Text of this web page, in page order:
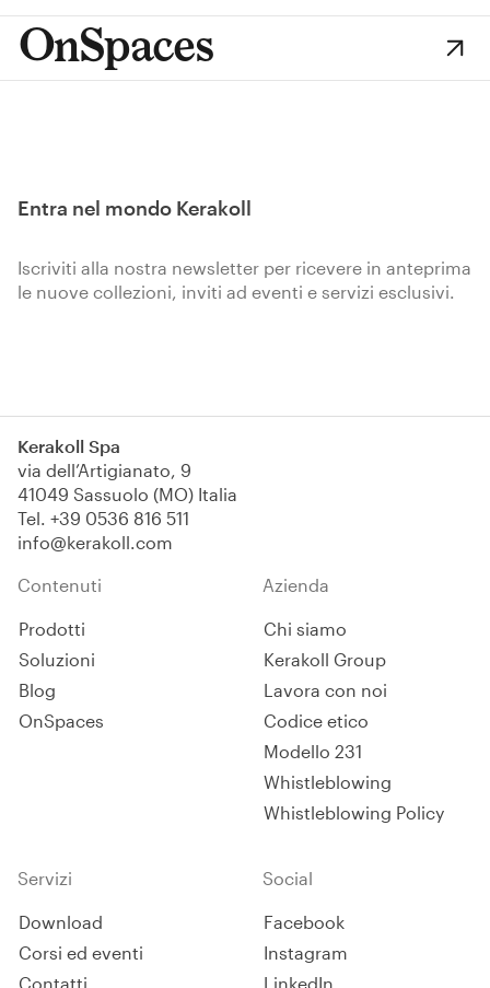
OnSpaces
Entra nel mondo Kerakoll
Iscriviti alla nostra newsletter per ricevere in anteprima
le nuove collezioni, inviti ad eventi e servizi esclusivi.
Kerakoll Spa
via dell’Artigianato, 9
41049 Sassuolo (MO) Italia
Tel. +39 0536 816 511
info@kerakoll.com
Contenuti
Prodotti
Soluzioni
Blog
OnSpaces
Azienda
Chi siamo
Kerakoll Group
Lavora con noi
Codice etico
Modello 231
Whistleblowing
Whistleblowing Policy
Servizi
Download
Corsi ed eventi
Contatti
Social
Facebook
Instagram
LinkedIn